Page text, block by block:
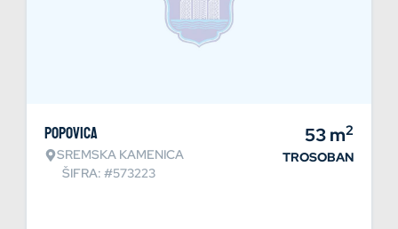
Popovica
SREMSKA KAMENICA
ŠIFRA: #573223
53m2
TROSOBAN